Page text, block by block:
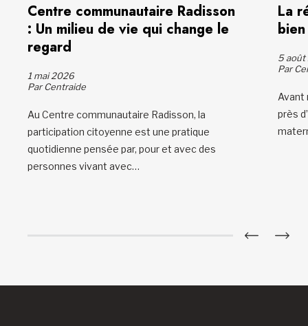
Centre communautaire Radisson
: Un milieu de vie qui change le
regard
1 mai 2026
Par Centraide
Au Centre communautaire Radisson, la
participation citoyenne est une pratique
quotidienne pensée par, pour et avec des
personnes vivant avec…
La
5 août
Par
Avant
près